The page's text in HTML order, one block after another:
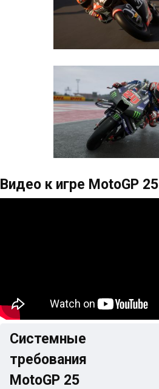
Видео к игре MotoGP 25
Системные
требования
MotoGP 25